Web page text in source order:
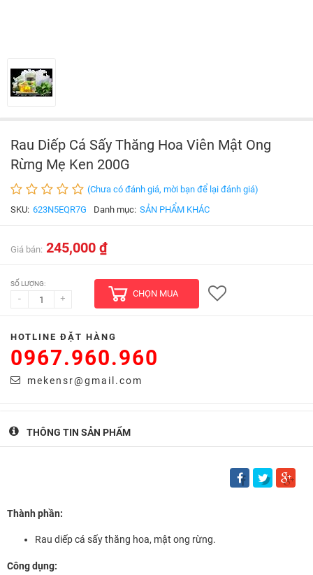
Rau Diếp Cá Sấy Thăng Hoa Viên Mật Ong
Rừng Mẹ Ken 200G
(Chưa có đánh giá, mời bạn để lại đánh giá)
SKU: 623N5EQR7G Danh mục: SẢN PHẨM KHÁC
Giá bán: 245,000 ₫
SỐ LƯỢNG:
- +
CHỌN MUA
HOTLINE ĐẶT HÀNG
0967.960.960
mekensr@gmail.com
THÔNG TIN SẢN PHẨM
Thành phần:
Rau diếp cá sấy thăng hoa, mật ong rừng.
Công dụng: